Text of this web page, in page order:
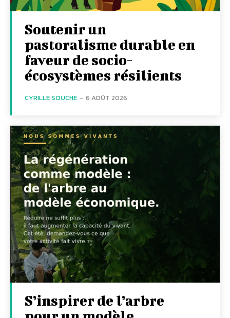
Soutenir un
pastoralisme durable en
faveur de socio-
écosystèmes résilients
CYRILLE SOUCHE - 6 AOÛT 2026
S’inspirer de l’arbre